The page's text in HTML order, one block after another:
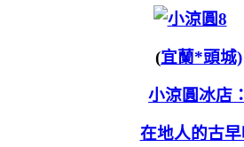
(宜蘭*頭城)
小涼圓冰店：
在地人的古